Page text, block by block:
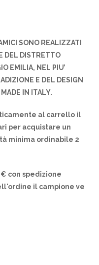
SONO REALIZZATI
DEL DISTRETTO
EMILIA, NEL PIU’
E DEL DESIGN
IN ITALY.
al carrello il
per acquistare un
minima ordinabile 2
con spedizione
il campione ve